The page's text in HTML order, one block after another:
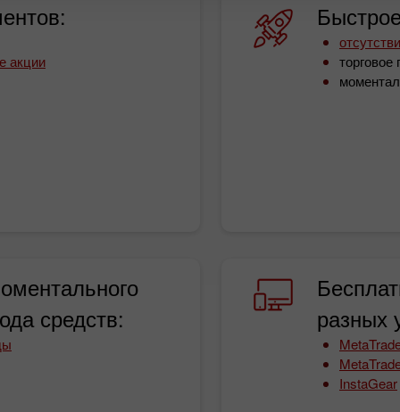
акции
торговое
средств:
разных
InstaGear